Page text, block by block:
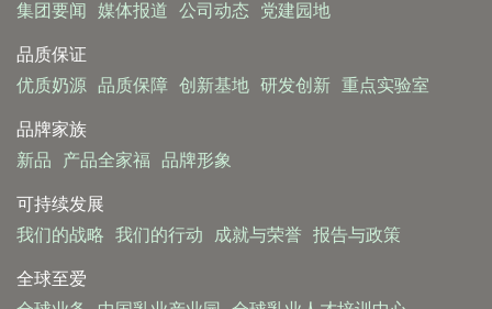
集团要闻
媒体报道 公司动态 党建园地
品质保证
优质奶源
品质保障 创新基地 研发创新 重点实验室
品牌家族
新品
产品全家福 品牌形象
可持续发展
我们的战略
我们的行动 成就与荣誉 报告与政策
全球至爱